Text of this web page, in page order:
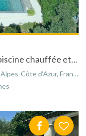
"L'Arbousier", villa moderne avec piscine chauffée et vue superbe sur mer !
Côte d'Azur, France